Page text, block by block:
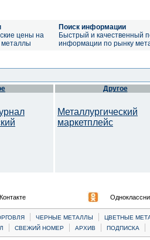
цены на
Поиск информации
Быстрый и качественный
информации по рынку
Другое
Металлургический
маркетплейс
| ЧЕРНЫЕ МЕТАЛЛЫ |
ЦВЕТНЫЕ
| СВЕЖИЙ НОМЕР | АРХИВ | ПОДПИСКА |